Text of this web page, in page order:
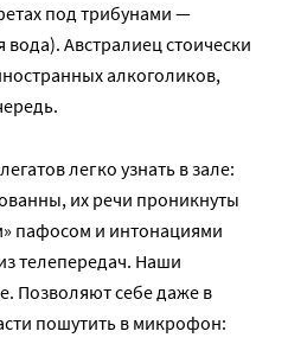
под трибунами —
Австралиец стоически
алкоголиков,
легко узнать в зале:
их речи проникнуты
пафосом и интонациями
телепередач. Наши
Позволяют себе даже в
пошутить в микрофон: